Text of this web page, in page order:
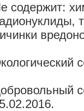
содержит: